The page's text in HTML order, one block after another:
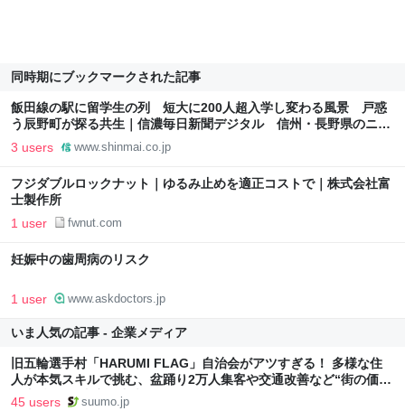
同時期にブックマークされた記事
飯田線の駅に留学生の列 短大に200人超入学し変わる風景 戸惑
う辰野町が探る共生｜信濃毎日新聞デジタル 信州・長野県のニュ
ースサイト
3 users www.shinmai.co.jp
フジダブルロックナット｜ゆるみ止めを適正コストで｜株式会社富
士製作所
1 user fwnut.com
妊娠中の歯周病のリスク
1 user www.askdoctors.jp
いま人気の記事 - 企業メディア
旧五輪選手村「HARUMI FLAG」自治会がアツすぎる！ 多様な住
人が本気スキルで挑む、盆踊り2万人集客や交通改善など“街の価値
向上”戦略 東京・中央区
45 users suumo.jp